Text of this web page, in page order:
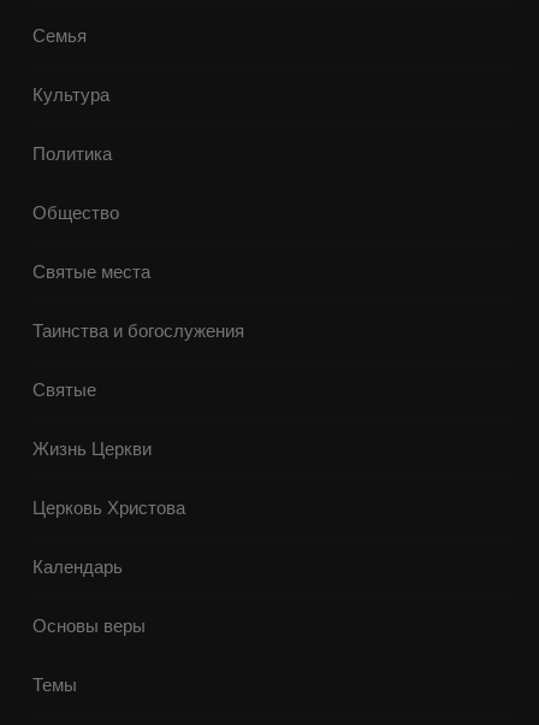
Семья
Культура
Политика
Общество
Святые места
Таинства и богослужения
Святые
Жизнь Церкви
Церковь Христова
Календарь
Основы веры
Темы